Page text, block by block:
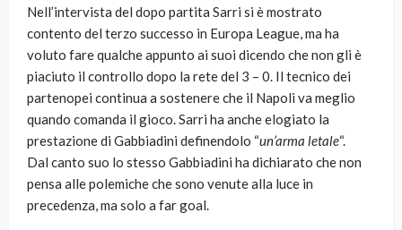
Nell’intervista del dopo partita Sarri si è mostrato
contento del terzo successo in Europa League, ma ha
voluto fare qualche appunto ai suoi dicendo che non gli è
piaciuto il controllo dopo la rete del 3 – 0. Il tecnico dei
partenopei continua a sostenere che il Napoli va meglio
quando comanda il gioco. Sarri ha anche elogiato la
prestazione di Gabbiadini definendolo “un’arma letale“.
Dal canto suo lo stesso Gabbiadini ha dichiarato che non
pensa alle polemiche che sono venute alla luce in
precedenza, ma solo a far goal.